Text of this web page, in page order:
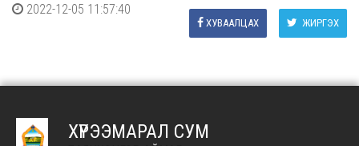
2022-12-05 11:57:40
ЖИРГЭХ
ХУВААЛЦАХ
ХҮРЭЭМАРАЛ СУМ